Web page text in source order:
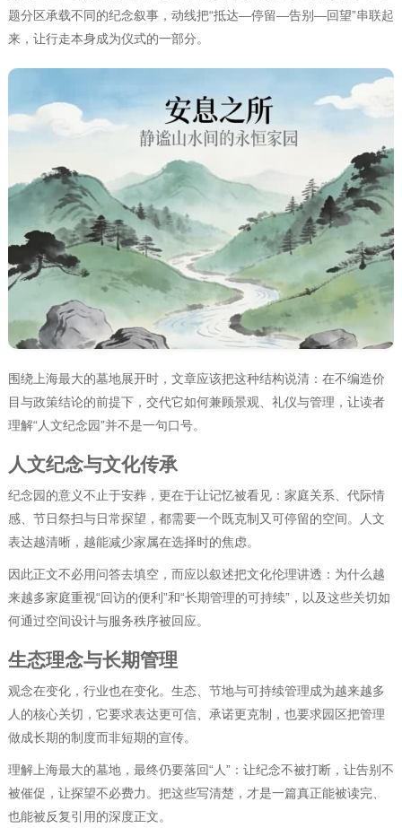
题分区承载不同的纪念叙事，动线把“抵达—停留—告别—回望”串联起
来，让行走本身成为仪式的一部分。
围绕上海最大的墓地展开时，文章应该把这种结构说清：在不编造价
目与政策结论的前提下，交代它如何兼顾景观、礼仪与管理，让读者
理解“人文纪念园”并不是一句口号。
人文纪念与文化传承
纪念园的意义不止于安葬，更在于让记忆被看见：家庭关系、代际情
感、节日祭扫与日常探望，都需要一个既克制又可停留的空间。人文
表达越清晰，越能减少家属在选择时的焦虑。
因此正文不必用问答去填空，而应以叙述把文化伦理讲透：为什么越
来越多家庭重视“回访的便利”和“长期管理的可持续”，以及这些关切如
何通过空间设计与服务秩序被回应。
生态理念与长期管理
观念在变化，行业也在变化。生态、节地与可持续管理成为越来越多
人的核心关切，它要求表达更可信、承诺更克制，也要求园区把管理
做成长期的制度而非短期的宣传。
理解上海最大的墓地，最终仍要落回“人”：让纪念不被打断，让告别不
被催促，让探望不必费力。把这些写清楚，才是一篇真正能被读完、
也能被反复引用的深度正文。